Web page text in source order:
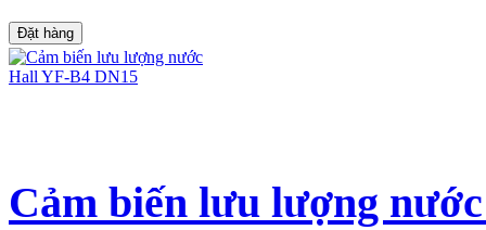
Đặt hàng
Cảm biến lưu lượng